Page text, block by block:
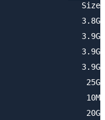
Size  Used
3.8G
3.9G     0
3.9G
3.9G     0
25G
10M
20G